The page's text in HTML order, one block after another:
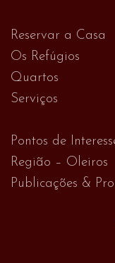
Reservar a Casa
Os Refúgios
Quartos
Serviços
Pontos de
Região – Oleiros
Publicações &